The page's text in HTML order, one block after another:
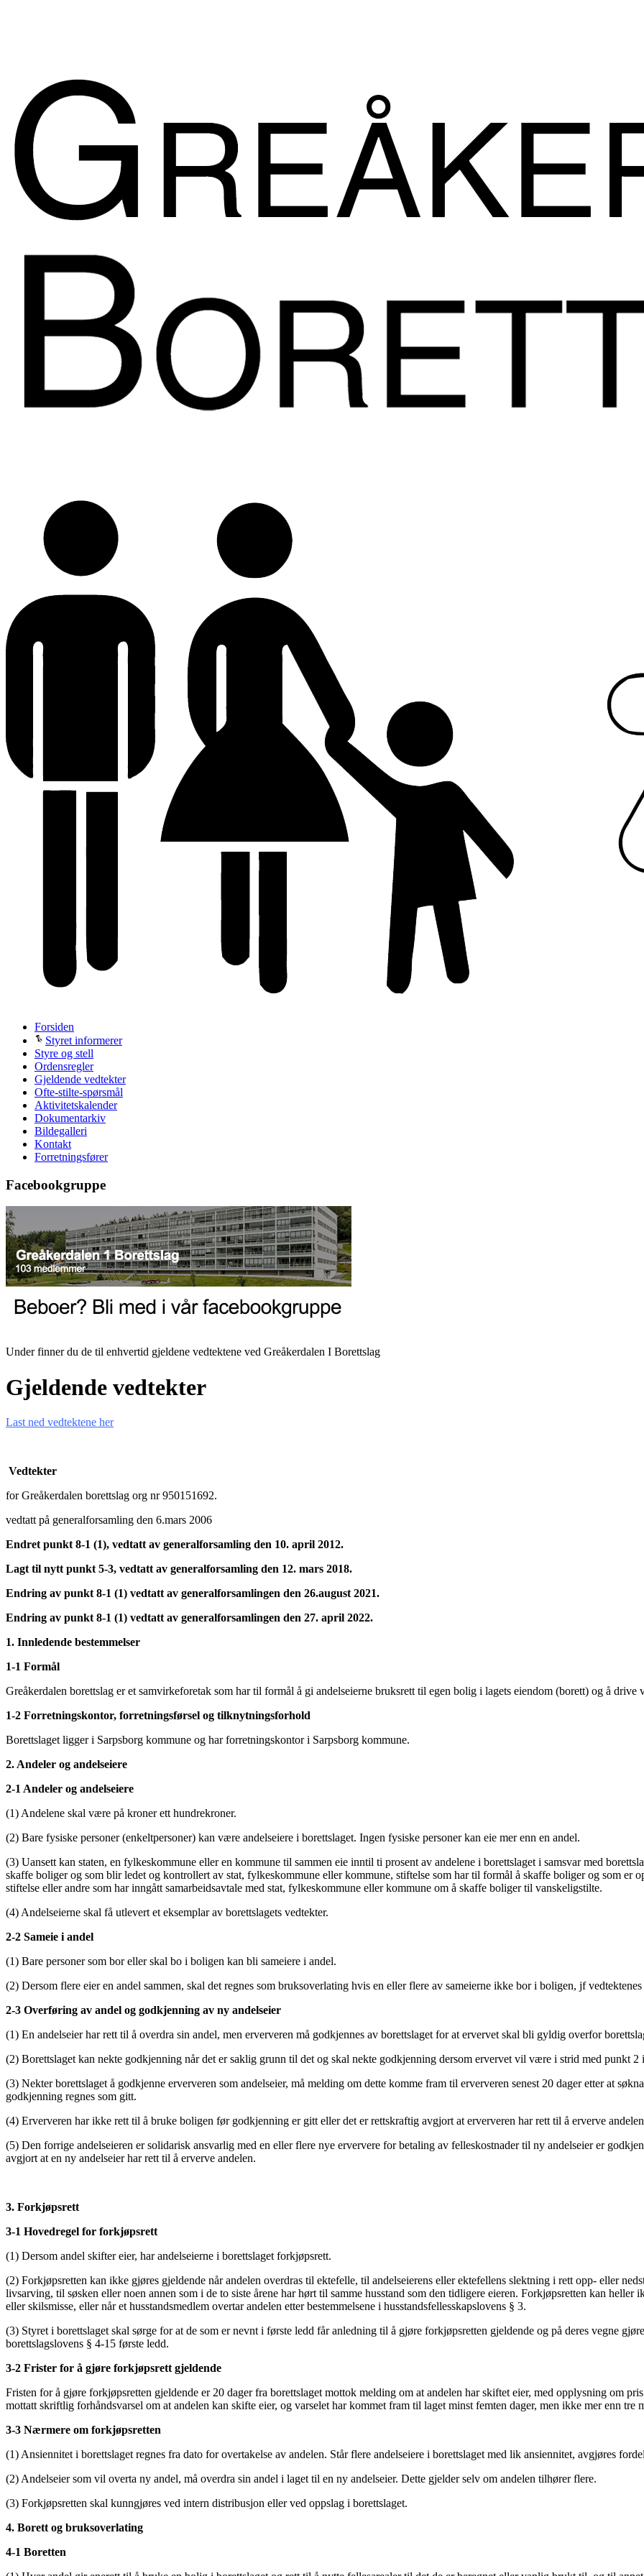
Forsiden
Styret informerer
Styre og stell
Ordensregler
Gjeldende vedtekter
Ofte-stilte-spørsmål
Aktivitetskalender
Dokumentarkiv
Bildegalleri
Kontakt
Forretningsfører
Facebookgruppe
Under finner du de til enhvertid gjeldene vedtektene ved Greåkerdalen I Borettslag
Gjeldende vedtekter
Last ned vedtektene her
Vedtekter
for Greåkerdalen borettslag org nr 950151692.
vedtatt på generalforsamling den 6.mars 2006
Endret punkt 8-1 (1), vedtatt av generalforsamling den 10. april 2012.
Lagt til nytt punkt 5-3, vedtatt av generalforsamling den 12. mars 2018.
Endring av punkt 8-1 (1) vedtatt av generalforsamlingen den 26.august 2021.
Endring av punkt 8-1 (1) vedtatt av generalforsamlingen den 27. april 2022.
1. Innledende bestemmelser
1-1 Formål
Greåkerdalen borettslag er et samvirkeforetak som har til formål å gi andelseierne bruksrett til egen bolig i lagets eiendom (borett) og å drive
1-2 Forretningskontor, forretningsførsel og tilknytningsforhold
Borettslaget ligger i Sarpsborg kommune og har forretningskontor i Sarpsborg kommune.
2. Andeler og andelseiere
2-1 Andeler og andelseiere
(1) Andelene skal være på kroner ett hundrekroner.
(2) Bare fysiske personer (enkeltpersoner) kan være andelseiere i borettslaget. Ingen fysiske personer kan eie mer enn en andel.
(3) Uansett kan staten, en fylkeskommune eller en kommune til sammen eie inntil ti prosent av andelene i borettslaget i samsvar med
skaffe boliger og som blir ledet og kontrollert av stat, fylkeskommune eller kommune, stiftelse som har til formål å skaffe boliger og som er
stiftelse eller andre som har inngått samarbeidsavtale med stat, fylkeskommune eller kommune om å skaffe boliger til vanskeligstilte.
(4) Andelseierne skal få utlevert et eksemplar av borettslagets vedtekter.
2-2 Sameie i andel
(1) Bare personer som bor eller skal bo i boligen kan bli sameiere i andel.
(2) Dersom flere eier en andel sammen, skal det regnes som bruksoverlating hvis en eller flere av sameierne ikke bor i boligen, jf
2-3 Overføring av andel og godkjenning av ny andelseier
(1) En andelseier har rett til å overdra sin andel, men erververen må godkjennes av borettslaget for at ervervet skal bli gyldig overfor
(2) Borettslaget kan nekte godkjenning når det er saklig grunn til det og skal nekte godkjenning dersom ervervet vil være i strid med punkt 2
(3) Nekter borettslaget å godkjenne erververen som andelseier, må melding om dette komme fram til erververen senest 20 dager etter at
godkjenning regnes som gitt.
(4) Erververen har ikke rett til å bruke boligen før godkjenning er gitt eller det er rettskraftig avgjort at erververen har rett til å erverve
(5) Den forrige andelseieren er solidarisk ansvarlig med en eller flere nye erververe for betaling av felleskostnader til ny andelseier er
avgjort at en ny andelseier har rett til å erverve andelen.
3. Forkjøpsrett
3-1 Hovedregel for forkjøpsrett
(1) Dersom andel skifter eier, har andelseierne i borettslaget forkjøpsrett.
(2) Forkjøpsretten kan ikke gjøres gjeldende når andelen overdras til ektefelle, til andelseierens eller ektefellens slektning i rett opp- eller
livsarving, til søsken eller noen annen som i de to siste årene har hørt til samme husstand som den tidligere eieren. Forkjøpsretten kan heller
eller skilsmisse, eller når et husstandsmedlem overtar andelen etter bestemmelsene i husstandsfellesskapslovens § 3.
(3) Styret i borettslaget skal sørge for at de som er nevnt i første ledd får anledning til å gjøre forkjøpsretten gjeldende og på deres vegne
borettslagslovens § 4-15 første ledd.
3-2 Frister for å gjøre forkjøpsrett gjeldende
Fristen for å gjøre forkjøpsretten gjeldende er 20 dager fra borettslaget mottok melding om at andelen har skiftet eier, med opplysning om
mottatt skriftlig forhåndsvarsel om at andelen kan skifte eier, og varselet har kommet fram til laget minst femten dager, men ikke mer enn tre
3-3 Nærmere om forkjøpsretten
(1) Ansiennitet i borettslaget regnes fra dato for overtakelse av andelen. Står flere andelseiere i borettslaget med lik ansiennitet, avgjøres
(2) Andelseier som vil overta ny andel, må overdra sin andel i laget til en ny andelseier. Dette gjelder selv om andelen tilhører flere.
(3) Forkjøpsretten skal kunngjøres ved intern distribusjon eller ved oppslag i borettslaget.
4. Borett og bruksoverlating
4-1 Boretten